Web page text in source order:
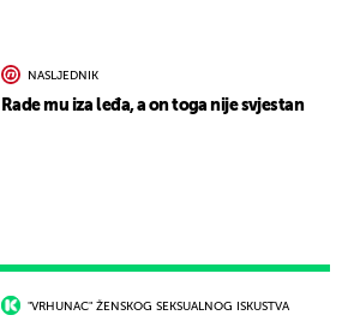
"VRHUNAC" ŽENSKOG SEKSUALNOG ISKUSTVA
NASLJEDNIK
Rade mu iza leđa, a on toga nije svjestan